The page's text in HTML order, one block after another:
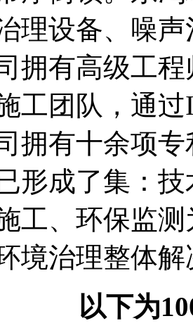
理设备、噪
拥有高级工
工团队，通过
拥有十余项
形成了集：
工、环保监
境治理整体
以下为